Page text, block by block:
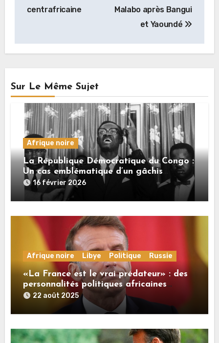
l’article
centrafricaine
Malabo après Bangui
et Yaoundé
Sur Le Même Sujet
Afrique noire
La République Démocratique du Congo :
Un cas emblématique d’un gâchis
monumental
16 février 2026
Afrique noire Libye Politique Russie
«La France est le vrai prédateur» : des
personnalités politiques africaines
commentent à RT les propos de Macron
sur la Russie
22 août 2025